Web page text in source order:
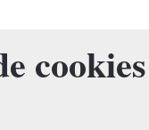
cookies